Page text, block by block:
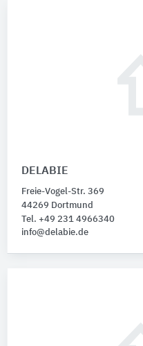
DELABIE
Freie-Vogel-Str. 369
44269 Dortmund
Tel. +49 231 4966340
info@delabie.de